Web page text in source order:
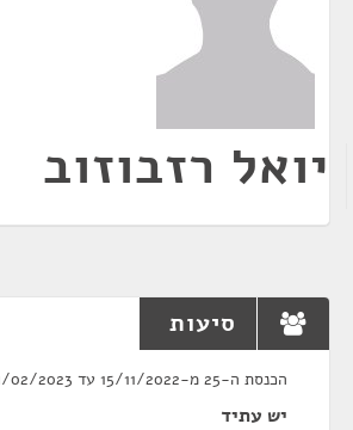
יואל רזבוזוב
סיעות
הכנסת ה-25 מ-15/11/2022 עד 01/02/2023
יש עתיד